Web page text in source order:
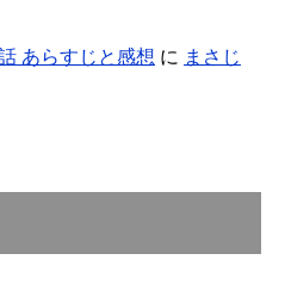
あらすじと感想 に まさじ